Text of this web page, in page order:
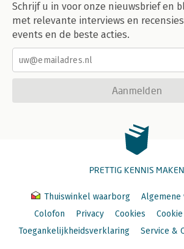
Schrijf u in voor onze nieuwsbrief en
met relevante interviews en
events en de beste acties.
Aanmelden
PRETTIG KENNIS MAKEN
Thuiswinkel waarborg
Algemene
Colofon
Privacy Cookies
Toegankelijkheidsverklaring
Service &